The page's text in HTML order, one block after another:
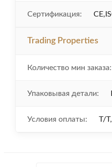
Сертификация:
Trading Properties
Количество мин заказа:
Упаковывая детали:
Условия оплаты: T/